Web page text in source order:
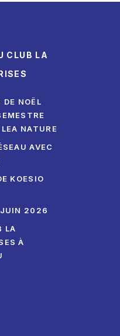
CLUB LA
DE NOËL
NATURE
AVEC
KOESIO
JUIN 2026
LA
À